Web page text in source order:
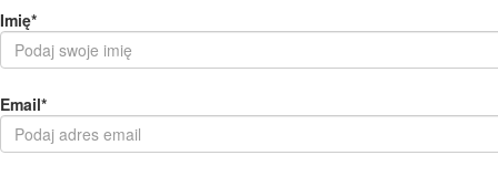
Imię*
Email*